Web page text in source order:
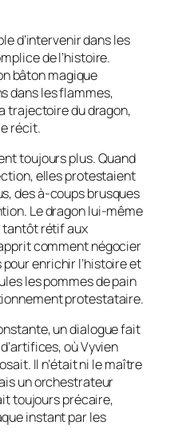
d’intervenir dans les
de l’histoire.
bâton magique
dans les flammes,
trajectoire du dragon,
récit.
toujours plus. Quand
elles protestaient
des à-coups brusques
Le dragon lui-même
rétif aux
comment négocier
enrichir l’histoire et
les pommes de pain
protestataire.
un dialogue fait
où Vyvien
Il n’était ni le maître
un orchestrateur
toujours précaire,
instant par les